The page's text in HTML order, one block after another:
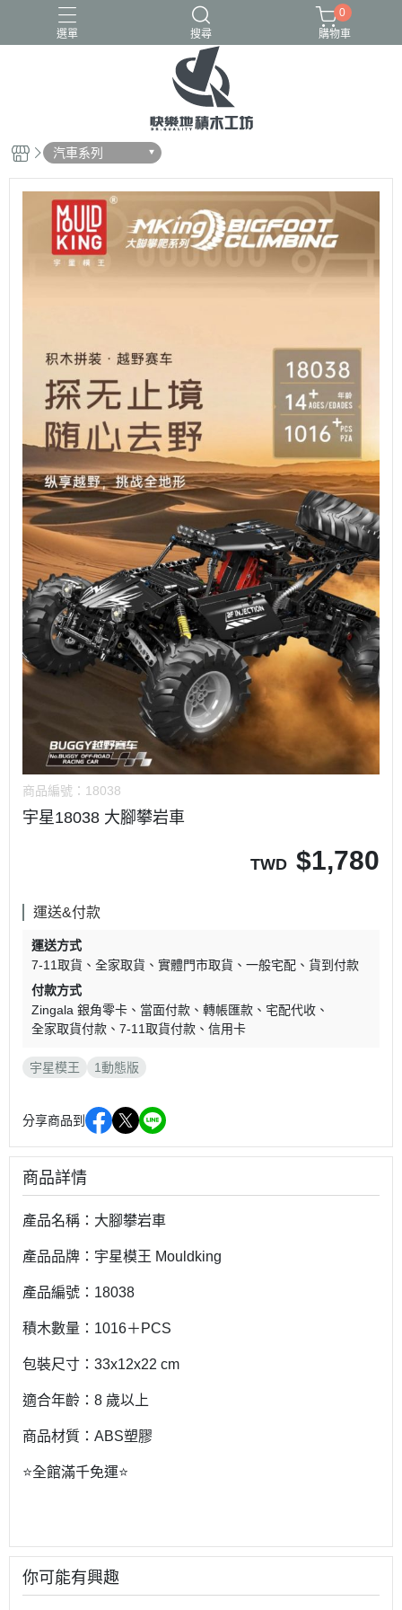
選單 搜尋
熾造社
0
購物車
汽車系列
商品編號： 18038
宇星18038 大腳攀岩車
TWD $1,780
運送&付款
運送方式
7-11取貨
全家取貨 實體門市取貨 一般宅配
貨到付款
付款方式
Zingala 銀角零卡
當面付款 轉帳匯款
宅配代收
全家取貨付款
7-11取貨付款 信用卡
宇星模王 1動態版
分享商品到
商品詳情
產品名稱：大腳攀岩車
產品品牌：宇星模王 Mouldking
產品編號：18038
積木數量：1016＋PCS
包裝尺寸：33x12x22 cm
適合年齡：8 歲以上
商品材質：ABS塑膠
⭐️全館滿千免運⭐️
你可能有興趣